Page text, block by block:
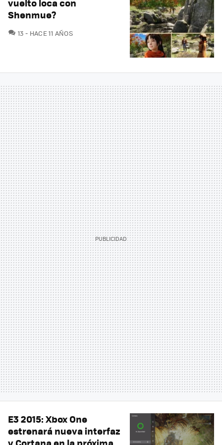
Shenmue?
13 COMENTARIOS
HACE 11 AÑOS
E3 2015: Xbox One
estrenará nueva interfaz